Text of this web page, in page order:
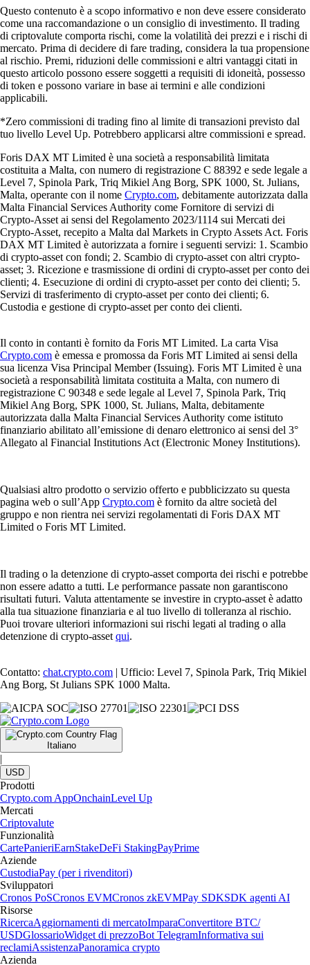
Questo contenuto è a scopo informativo e non deve essere considerato
come una raccomandazione o un consiglio di investimento. Il trading
di criptovalute comporta rischi, come la volatilità dei prezzi e i rischi di
mercato. Prima di decidere di fare trading, considera la tua propensione
al rischio. Premi, riduzioni delle commissioni e altri vantaggi citati in
questo articolo possono essere soggetti a requisiti di idoneità, possesso
di token e possono variare in base ai termini e alle condizioni
applicabili.
*Zero commissioni di trading fino al limite di transazioni previsto dal
tuo livello Level Up. Potrebbero applicarsi altre commissioni e spread.
Foris DAX MT Limited è una società a responsabilità limitata
costituita a Malta, con numero di registrazione C 88392 e sede legale a
Level 7, Spinola Park, Triq Mikiel Ang Borg, SPK 1000, St. Julians,
Malta, operante con il nome Crypto.com, debitamente autorizzata dalla
Malta Financial Services Authority come Fornitore di servizi di
Crypto-Asset ai sensi del Regolamento 2023/1114 sui Mercati dei
Crypto-Asset, recepito a Malta dal Markets in Crypto Assets Act. Foris
DAX MT Limited è autorizzata a fornire i seguenti servizi: 1. Scambio
di crypto-asset con fondi; 2. Scambio di crypto-asset con altri crypto-
asset; 3. Ricezione e trasmissione di ordini di crypto-asset per conto dei
clienti; 4. Esecuzione di ordini di crypto-asset per conto dei clienti; 5.
Servizi di trasferimento di crypto-asset per conto dei clienti; 6.
Custodia e gestione di crypto-asset per conto dei clienti.
Il conto in contanti è fornito da Foris MT Limited. La carta Visa
Crypto.com è emessa e promossa da Foris MT Limited ai sensi della
sua licenza Visa Principal Member (Issuing). Foris MT Limited è una
società a responsabilità limitata costituita a Malta, con numero di
registrazione C 90348 e sede legale al Level 7, Spinola Park, Triq
Mikiel Ang Borg, SPK 1000, St. Julians, Malta, debitamente
autorizzata dalla Malta Financial Services Authority come istituto
finanziario abilitato all’emissione di denaro elettronico ai sensi del 3°
Allegato al Financial Institutions Act (Electronic Money Institutions).
Qualsiasi altro prodotto o servizio offerto e pubblicizzato su questa
pagina web o sull’App Crypto.com è fornito da altre società del
gruppo e non rientra nei servizi regolamentati di Foris DAX MT
Limited o Foris MT Limited.
Il trading o la detenzione di crypto-asset comporta dei rischi e potrebbe
non essere adatto a tutti. Le performance passate non garantiscono
risultati futuri. Valuta attentamente se investire in crypto-asset è adatto
alla tua situazione finanziaria e al tuo livello di tolleranza al rischio.
Puoi trovare ulteriori informazioni sui rischi legati al trading o alla
detenzione di crypto-asset qui.
Contatto: chat.crypto.com | Ufficio: Level 7, Spinola Park, Triq Mikiel
Ang Borg, St Julians SPK 1000 Malta.
Italiano
|
USD
Prodotti
Crypto.com AppOnchainLevel Up
Mercati
Criptovalute
Funzionalità
CartePanieriEarnStakeDeFi StakingPayPrime
Aziende
CustodiaPay (per i rivenditori)
Sviluppatori
Cronos PoSCronos EVMCronos zkEVMPay SDKSDK agenti AI
Risorse
RicercaAggiornamenti di mercatoImparaConvertitore BTC/
USDGlossarioWidget di prezzoBot TelegramInformativa sui
reclamiAssistenzaPanoramica crypto
Azienda